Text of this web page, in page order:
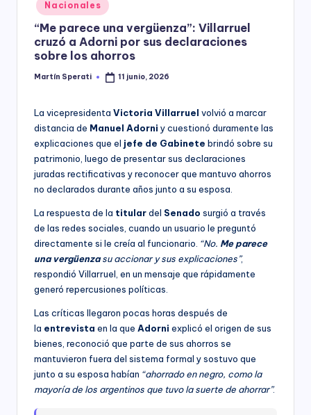
y
in
Nacionales
“Me parece una vergüenza”: Villarruel
cruzó a Adorni por sus declaraciones
sobre los ahorros
Posted
Martín Sperati 11 junio, 2026
La vicepresidenta Victoria Villarruel volvió a marcar
distancia de Manuel Adorni y cuestionó duramente las
explicaciones que el jefe de Gabinete brindó sobre su
patrimonio, luego de presentar sus declaraciones
juradas rectificativas y reconocer que mantuvo ahorros
no declarados durante años junto a su esposa.
La respuesta de la titulardel Senado surgió a través
de las redes sociales, cuando un usuario le preguntó
directamente si le creía al funcionario. “No. Me parece
una vergüenzasu accionar y sus explicaciones”,
respondió Villarruel, en un mensaje que rápidamente
generó repercusiones políticas.
Las críticas llegaron pocas horas después de
la entrevista en la que Adorni explicó el origen de sus
bienes, reconoció que parte de sus ahorros se
mantuvieron fuera del sistema formal y sostuvo que
junto a su esposa habían “ahorrado en negro, como la
mayoría de los argentinos que tuvo la suerte de ahorrar”.